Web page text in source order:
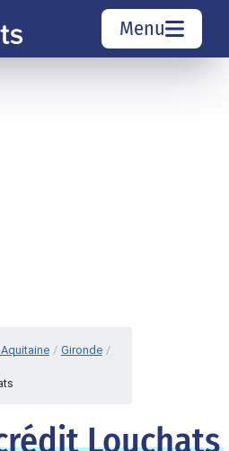
Menu
/ Gironde /
Louchats